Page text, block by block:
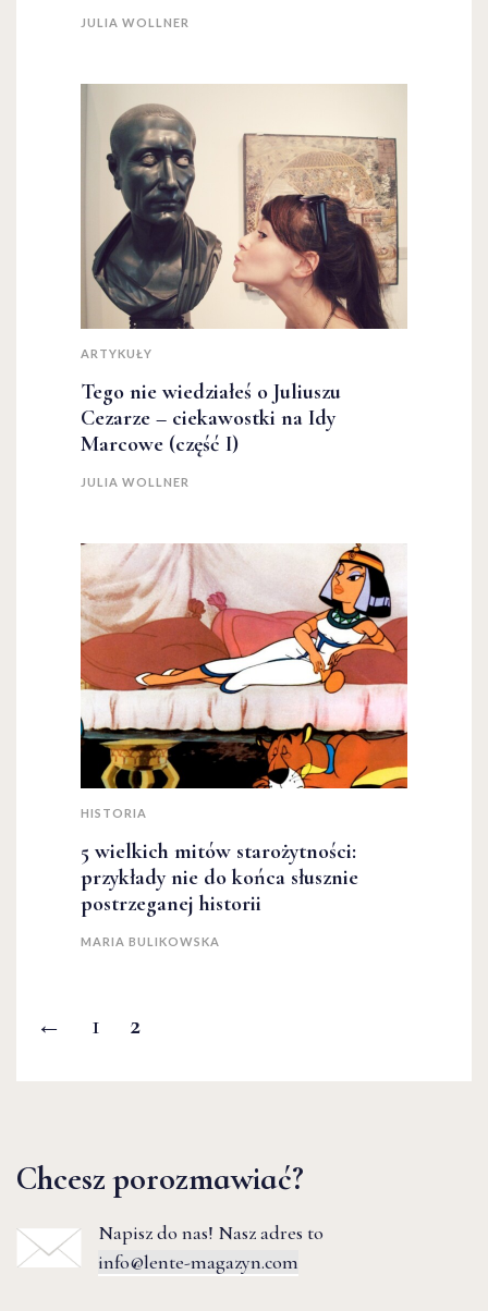
JULIA WOLLNER
ARTYKUŁY
Tego nie wiedziałeś o Juliuszu
Cezarze – ciekawostki na Idy
Marcowe (część I)
JULIA WOLLNER
HISTORIA
5 wielkich mitów starożytności:
przykłady nie do końca słusznie
postrzeganej historii
MARIA BULIKOWSKA
← 1 2
Chcesz porozmawiać?
Napisz do nas! Nasz adres to
info@lente-magazyn.com